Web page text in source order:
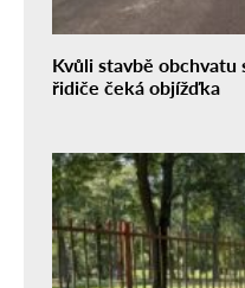
Kvůli stavbě obchvatu
řidiče čeká objížďka